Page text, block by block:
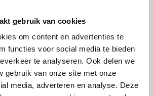
gebruik van cookies
om content en advertenties te
functies voor social media te bieden
te analyseren. Ook delen we
gebruik van onze site met onze
media, adverteren en analyse. Deze
introductie en geef de volgende
of werkzoekend